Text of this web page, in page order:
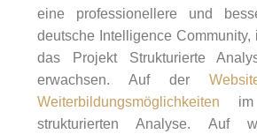
eine professionellere und
deutsche Intelligence Community,
das Projekt Strukturierte
erwachsen. Auf der
Weiterbildungsmöglichkeiten
strukturierten Analyse. Auf